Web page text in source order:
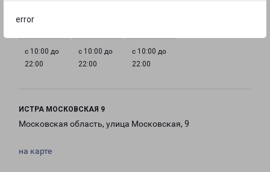
error
с 10:00 до
22:00
с 10:00 до
22:00
с 10:00 до
22:00
ИСТРА МОСКОВСКАЯ 9
Московская область, улица Московская, 9
на карте